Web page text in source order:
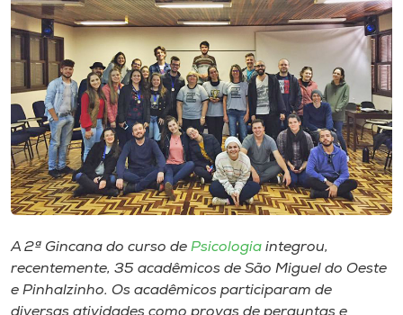
Cultura
CPA
Biblioteca
Editora
Museu
A 2ª Gincana do curso de Psicologia integrou,
recentemente, 35 acadêmicos de São Miguel do Oeste
e Pinhalzinho. Os acadêmicos participaram de